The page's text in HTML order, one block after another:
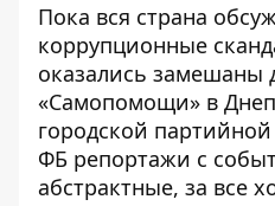
Пока вся страна
коррупционные
оказались замешаны
«Самопомощи» в
городской
ФБ репортажи с
абстрактные, за все